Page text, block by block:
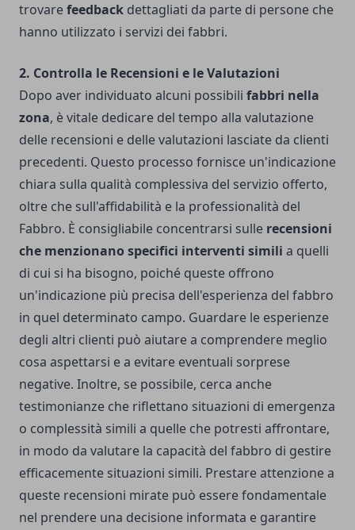
trovarefeedback dettagliati da parte di persone che
hanno utilizzato i servizi dei fabbri.
2. Controlla le Recensioni e le Valutazioni
Dopo aver individuato alcuni possibili fabbri nella
zona, è vitale dedicare del tempo alla valutazione
delle recensioni e delle valutazioni lasciate da clienti
precedenti. Questo processo fornisce un'indicazione
chiara sulla qualità complessiva del servizio offerto,
oltre che sull'affidabilità e la professionalità del
Fabbro. È consigliabile concentrarsi sulle recensioni
che menzionano specifici interventi simili a quelli
di cui si ha bisogno, poiché queste offrono
un'indicazione più precisa dell'esperienza del fabbro
in quel determinato campo. Guardare le esperienze
degli altri clienti può aiutare a comprendere meglio
cosa aspettarsi e a evitare eventuali sorprese
negative. Inoltre, se possibile, cerca anche
testimonianze che riflettano situazioni di emergenza
o complessità simili a quelle che potresti affrontare,
in modo da valutare la capacità del fabbro di gestire
efficacemente situazioni simili. Prestare attenzione a
queste recensioni mirate può essere fondamentale
nel prendere una decisione informata e garantire